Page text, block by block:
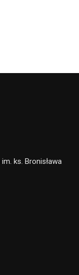
ks. Bronisława